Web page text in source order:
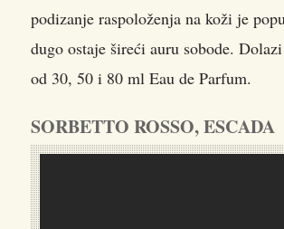
podizanje raspoloženja na koži je
dugo ostaje šireći auru sobode.
od 30, 50 i 80 ml Eau de Parfum.
SORBETTO ROSSO, ESCADA